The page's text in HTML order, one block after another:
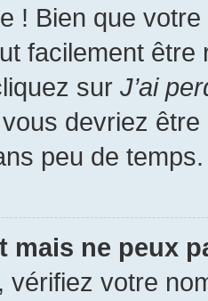
! Bien que
facilement
sur J’ai
devriez
peu de temps.
mais ne peux
vérifiez votre